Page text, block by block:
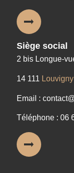
Siège social
2 bis Longue-
14 111 Louvigny
Email :
Téléphone : 06